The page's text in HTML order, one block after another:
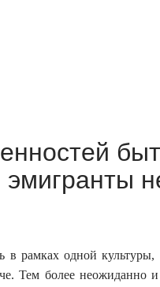
эмигранты
в рамках одной
Тем более неожиданно